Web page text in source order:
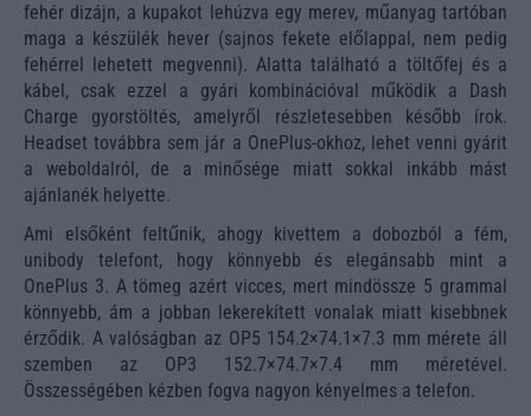
fehér dizájn, a kupakot lehúzva egy merev, műanyag tartóban
maga a készülék hever (sajnos fekete előlappal, nem pedig
fehérrel lehetett megvenni). Alatta található a töltőfej és a
kábel, csak ezzel a gyári kombinációval működik a Dash
Charge gyorstöltés, amelyről részletesebben később írok.
Headset továbbra sem jár a OnePlus-okhoz, lehet venni gyárit
a weboldalról, de a minősége miatt sokkal inkább mást
ajánlanék helyette.
Ami elsőként feltűnik, ahogy kivettem a dobozból a fém,
unibody telefont, hogy könnyebb és elegánsabb mint a
OnePlus 3. A tömeg azért vicces, mert mindössze 5 grammal
könnyebb, ám a jobban lekerekített vonalak miatt kisebbnek
érződik. A valóságban az OP5 154.2×74.1×7.3 mm mérete áll
szemben az OP3 152.7×74.7×7.4 mm méretével.
Összességében kézben fogva nagyon kényelmes a telefon.